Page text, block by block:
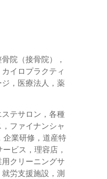
院（接骨院），
イロプラクティ
，医療法人，薬
テサロン，各種
ファイナンシャ
企業研修，道産特
ビス，理容店，
クリーニングサ
労支援施設，測